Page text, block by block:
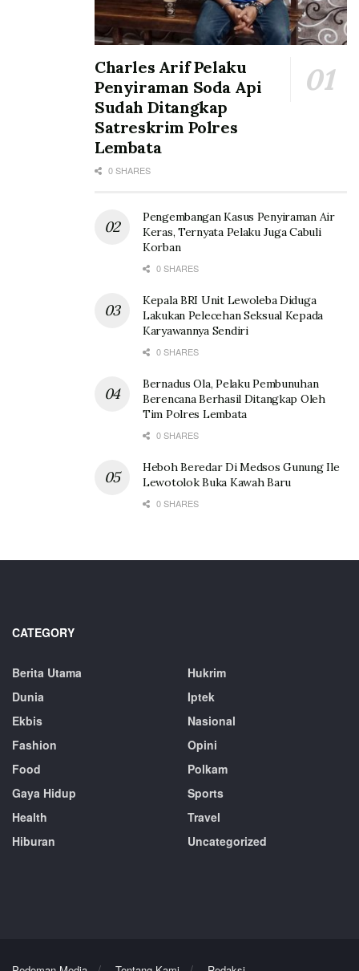
Charles Arif Pelaku
Penyiraman Soda Api
Sudah Ditangkap
Satreskrim Polres
Lembata
0 SHARES
Pengembangan Kasus Penyiraman Air
Keras, Ternyata Pelaku Juga Cabuli
Korban
0 SHARES
Kepala BRI Unit Lewoleba Diduga
Lakukan Pelecehan Seksual Kepada
Karyawannya Sendiri
0 SHARES
Bernadus Ola, Pelaku Pembunuhan
Berencana Berhasil Ditangkap Oleh
Tim Polres Lembata
0 SHARES
Heboh Beredar Di Medsos Gunung Ile
Lewotolok Buka Kawah Baru
0 SHARES
CATEGORY
Berita Utama
Dunia
Ekbis
Fashion
Food
Gaya Hidup
Health
Hiburan
Hukrim
Iptek
Nasional
Opini
Polkam
Sports
Travel
Uncategorized